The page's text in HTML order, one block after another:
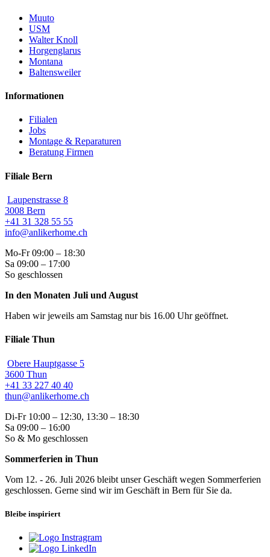
Muuto
USM
Walter Knoll
Horgenglarus
Montana
Baltensweiler
Informationen
Filialen
Jobs
Montage & Reparaturen
Beratung Firmen
Filiale Bern
Laupenstrasse 8
3008 Bern
+41 31 328 55 55
info@anlikerhome.ch
Mo-Fr 09:00 – 18:30
Sa 09:00 – 17:00
So geschlossen
In den Monaten Juli und August
Haben wir jeweils am Samstag nur bis 16.00 Uhr geöffnet.
Filiale Thun
Obere Hauptgasse 5
3600 Thun
+41 33 227 40 40
thun@anlikerhome.ch
Di-Fr 10:00 – 12:30, 13:30 – 18:30
Sa 09:00 – 16:00
So & Mo geschlossen
Sommerferien in Thun
Vom 12. - 26. Juli 2026 bleibt unser Geschäft wegen Sommerferien
geschlossen. Gerne sind wir im Geschäft in Bern für Sie da.
Bleibe inspiriert